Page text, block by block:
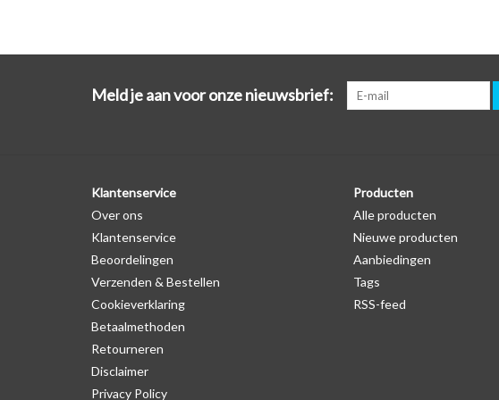
Meld je aan voor onze nieuwsbrief:
Klantenservice
Over ons
Klantenservice
Beoordelingen
Verzenden & Bestellen
Cookieverklaring
Betaalmethoden
Retourneren
Disclaimer
Privacy Policy
Producten
Alle producten
Nieuwe producten
Aanbiedingen
Tags
RSS-feed